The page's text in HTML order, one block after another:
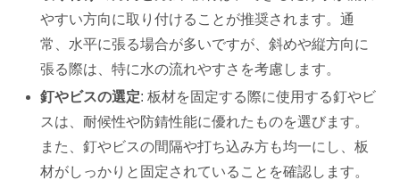
やすい方向に取り付けることが推奨されます。通
常、水平に張る場合が多いですが、斜めや縦方向に
張る際は、特に水の流れやすさを考慮します。
釘やビスの選定: 板材を固定する際に使用する釘やビ
スは、耐候性や防錆性能に優れたものを選びます。
また、釘やビスの間隔や打ち込み方も均一にし、板
材がしっかりと固定されていることを確認します。